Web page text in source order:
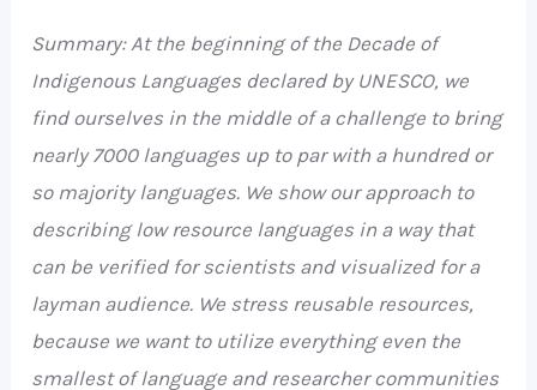
Summary: At the beginning of the Decade of
Indigenous Languages declared by UNESCO, we
find ourselves in the middle of a challenge to bring
nearly 7000 languages up to par with a hundred or
so majority languages. We show our approach to
describing low resource languages in a way that
can be verified for scientists and visualized for a
layman audience. We stress reusable resources,
because we want to utilize everything even the
smallest of language and researcher communities